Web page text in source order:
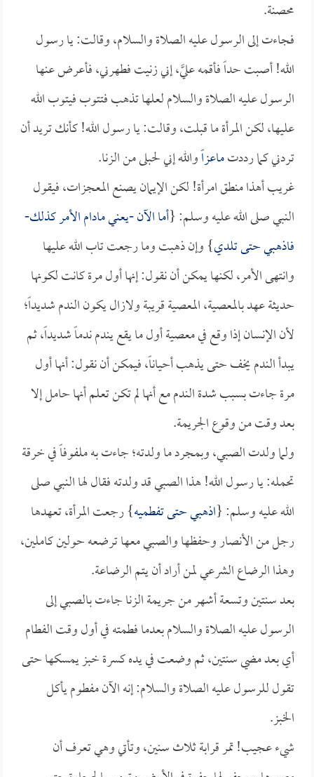
محصنة.
فجاءت إلى الرسول عليه الصلاة والسلام، وقالت: يا رسول
الله! أصبت حداً فأقمه عليَّ، إني زنيت فطهرني، فأعرض عنها
الرسول عليه الصلاة والسلام لعلها تذهب فتتوب فيتوب الله
عليها، لكن المرأة ما قبلت، وقالت: يا رسول الله! كأنك تريد أن
تردني كما رددتماعزاًوالله إني لحبلى من الزنا.
غريب أهذا منطق امرأة! لكن الإيمان يصنع المعجزات، فيقول
النبي صلى الله عليه وسلم: {أما الآن -يعني مادام الأمر كذلك-
فاذهبي حتى تلدي} وإن ذهبت وما رجعت تاب الله عليها
وانتهى الأمر، لكنها يمكن أن نقول: إنها أول مرة كانت لكونها
حديثة عهد بالمعصية، المعصية قريبة ولازال يكون الندم شديداً؛
لأن الإنسان إذا وقع في معصية أول ما يقع يندم ندماً شديداً، ثم
يبدأ الندم يخف حتى يذهب أحياناً، فيمكن أن نقول: أنها أول
مرة جاءت بسبب شدة الندم مع أنها لم تكن تعلم أنها حامل إلا
بعد وقت من وقوع الجريمة.
ولما ولدت الصبي، وبمجرد ما ولدته؛ جاءت به ملفوفاً في خرقة
تحمله: يا رسول الله! هذا الصبي قد ولدته فقال لها النبي صلى
الله عليه وسلم: {اذهبي حتى تفطميه} رجعت المرأة، تعهدها
رجل من الأنصار وحفظها والصبي معها ترضعه حولين كاملين،
وهذا الرضاع الشرعي لمن أراد أن يتم الرضاعة.
بعد سنتين وتسعة أشهر من جريمة الزنا جاءت بالصبي إلى
الرسول عليه الصلاة والسلام بعدما فطمته في أول وقت الفطام
أي بعد مضي سنتين، ثم وضعت في يده كسرة خبز يمسكها حتى
تقول للرسول عليه الصلاة والسلام: إنه الآن مفطوم يأكل
الخبز.
شيء عجيب! تمر قرابة ثلاث سنين، وتأتي وهي تعرف أن